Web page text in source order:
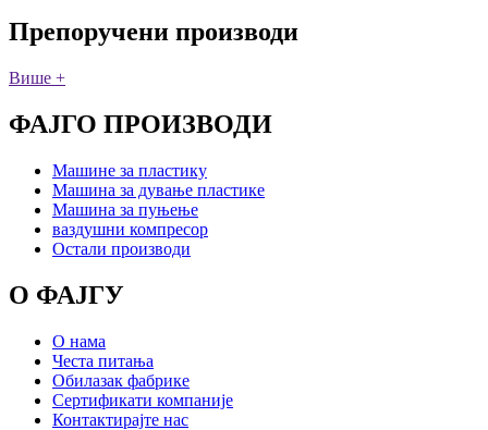
Препоручени производи
Више +
ФАЈГО ПРОИЗВОДИ
Машине за пластику
Машина за дување пластике
Машина за пуњење
ваздушни компресор
Остали производи
О ФАЈГУ
О нама
Честа питања
Обилазак фабрике
Сертификати компаније
Контактирајте нас